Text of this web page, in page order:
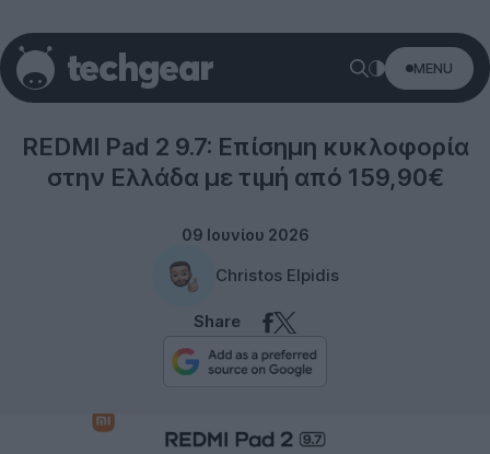
MENU
REDMI Pad 2 9.7: Επίσημη κυκλοφορία
στην Ελλάδα με τιμή από 159,90€
09 Ιουνίου 2026
Christos Elpidis
Share